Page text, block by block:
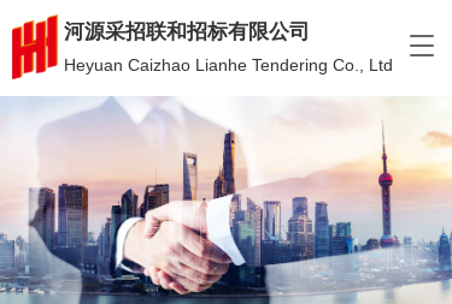
T
g
l
e
n
v
i
g
河源采招联和招标有限公司
Heyuan Caizhao Lianhe Tendering Co., Ltd